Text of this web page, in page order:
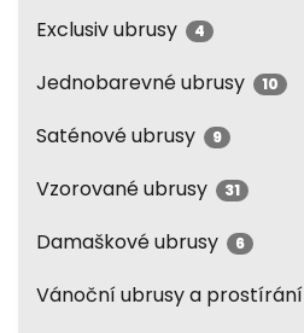
Exclusiv ubrusy 4
Jednobarevné ubrusy 10
Saténové ubrusy 9
Vzorované ubrusy 31
Damaškové ubrusy 6
Vánoční ubrusy a prostírání